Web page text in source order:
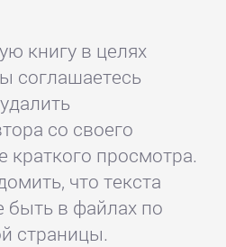
книгу в целях
соглашаетесь
со своего
краткого просмотра.
что текста
быть в файлах по
страницы.